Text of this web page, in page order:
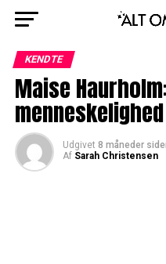
KENDTE
Maise
Udgivet 8 måneder
Af Sarah Christensen